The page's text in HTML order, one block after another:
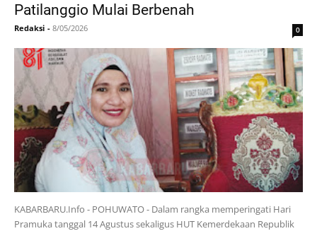
Patilanggio Mulai Berbenah
Redaksi - 8/05/2026 0
KABARBARU.Info - POHUWATO - Dalam rangka memperingati Hari
Pramuka tanggal 14 Agustus sekaligus HUT Kemerdekaan Republik